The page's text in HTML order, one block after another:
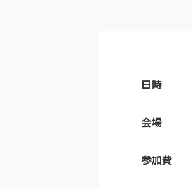
日時
会場
参加費